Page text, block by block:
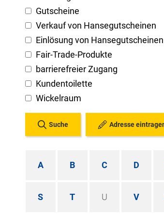
Gutscheine
Verkauf von Hansegutscheinen
Einlösung von Hansegutscheinen
Fair-Trade-Produkte
barrierefreier Zugang
Kundentoilette
Wickelraum
Suche Adresse
A B C D
S T U V